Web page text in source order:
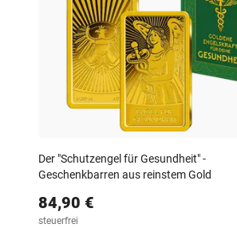
Der "Schutzengel für Gesundheit" -
Geschenkbarren aus reinstem Gold
84,90 €
steuerfrei